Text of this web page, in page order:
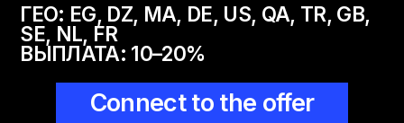
ГЕО: EG, DZ, MA, DE, US, QA, TR, GB,
SE, NL, FR
ВЫПЛАТА: 10–20%
Connect to the offer